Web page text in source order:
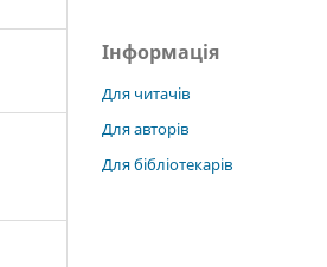
Інформація
Для читачів
Для авторів
Для бібліотекарів